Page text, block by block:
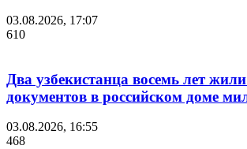
03.08.2026, 17:07
610
Два узбекистанца восемь лет жили
документов в российском доме
03.08.2026, 16:55
468